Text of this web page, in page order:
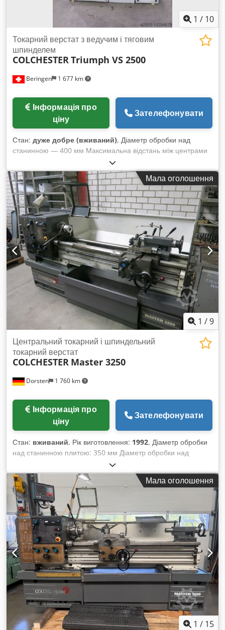
1 / 10
Beringen 1 677 km
Токарний верстат з ведучим і тяговим
шпинделем
COLCHESTERTriumph VS 2500
ціну
Зателефонувати
Стан: дуже добре (вживаний), Діаметр обробки над
станинною — 400 мм Максимальна відстань між центрами
— 650 мм Частота обертання шпинделя — 0-2500 об/хв
Різноманітне приладдя у комплекті MARCELS MASCHINEN
CH Dedjq Dll Djpfx Afxeck
Мала оголошення
1 /9
Dorsten 1 760 km
Центральний токарний і шпиндельний
токарний верстат
COLCHESTER Master 3250
ціну
Зателефонувати
Стан: вживаний, Рік виготовлення: 1992, Діаметр обробки
над станинною плитою: 350 мм Діаметр обробки над
супортом: 196 мм Довжина обробки: 1250 мм Частота
обертання: 3250 об/хв Ширина станини: 350 мм Загальна
споживана потужність: 7,5 кВт Габаритні розміри (ДxШxВ):
приблизно 4x1,5x1,5 м - Наявне приладдя. Технічні дані
наведені згідно з інформацією виробника або оператора,
тому не є обов’язковими для нас. Попередній продаж
залишаємо за собою; діють виключно наші умови торгівлі та
продажу. Про нас: - понад 400 власних машин у наявності
на складі - понад 15 000 м² складських площ,
вантажопідйомність крана 70 т - понад 10 000 найменувань
приладдя для Вашої майстерні Dsdpjyqvxpofx Afxjck
Бажаєте продати верстати, виробничі лінії або
підприємство? Звертайтеся до нас! Інші пропозиції дивіться
на нашому веб-сайті. Огляди можливі за попередньою
домовленістю. Будемо раді Вашому візиту! Ваш Markus
Hirsch Team
Мала оголошення
1 / 15